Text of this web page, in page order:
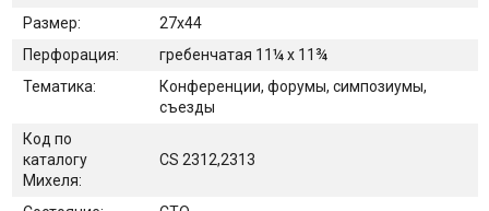
Размер:
27х44
Перфорация:
гребенчатая 11¼ x 11¾
Тематика:
Конференции, форумы, симпозиумы,
съезды
Код по
каталогу
Михеля:
CS 2312,2313